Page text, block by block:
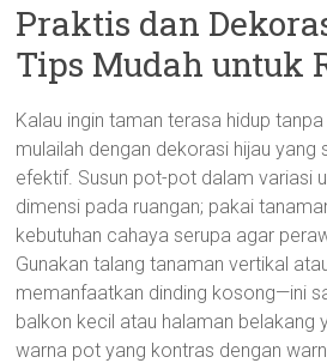
Praktis dan
Tips Mudah untuk
Kalau ingin taman terasa hidup
mulailah dengan dekorasi hijau yang
efektif. Susun pot-pot dalam variasi
dimensi pada ruangan; pakai
kebutuhan cahaya serupa agar
Gunakan talang tanaman vertikal
memanfaatkan dinding kosong—ini
balkon kecil atau halaman belakang
warna pot yang kontras dengan